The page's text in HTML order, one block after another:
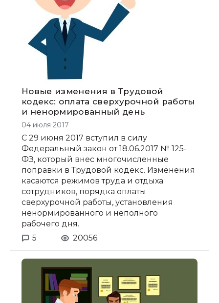
Новые изменения в Трудовой
кодекс: оплата сверхурочной работы
и ненормированный день
04 июля 2017
С 29 июня 2017 вступил в силу
Федеральный закон от 18.06.2017 № 125-
ФЗ, который внес многочисленные
поправки в Трудовой кодекс. Изменения
касаются режимов труда и отдыха
сотрудников, порядка оплаты
сверхурочной работы, установления
ненормированного и неполного
рабочего дня.
5
20056